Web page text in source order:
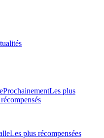
ProchainementLes plus
Les plus récompensées